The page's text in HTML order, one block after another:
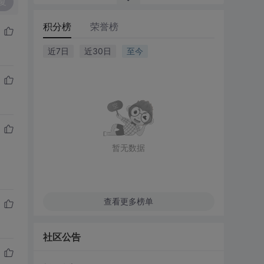
积分榜 荣誉榜
近7日 近30日 至今
暂无数据
查看更多榜单
社区公告